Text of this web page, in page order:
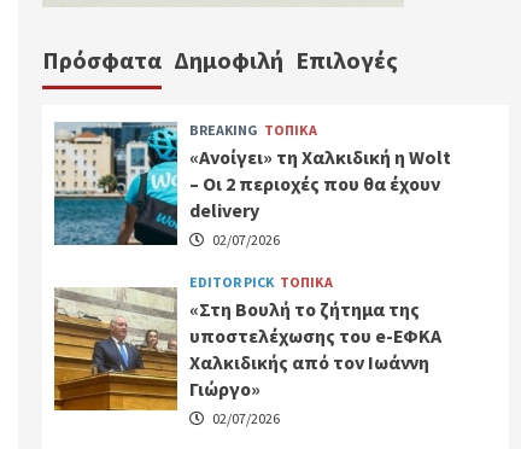
Πρόσφατα Δημοφιλή Επιλογές
BREAKING ΤΟΠΙΚΑ
«Ανοίγει» τη Χαλκιδική η Wolt
– Οι 2 περιοχές που θα έχουν
delivery
02/07/2026
EDITOR PICK ΤΟΠΙΚΑ
«Στη Βουλή το ζήτημα της
υποστελέχωσης του e-ΕΦΚΑ
Χαλκιδικής από τον Ιωάννη
Γιώργο»
02/07/2026